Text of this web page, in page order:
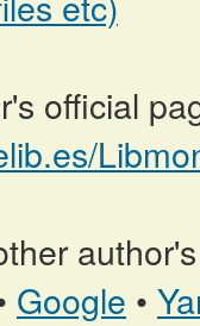
official
Google •